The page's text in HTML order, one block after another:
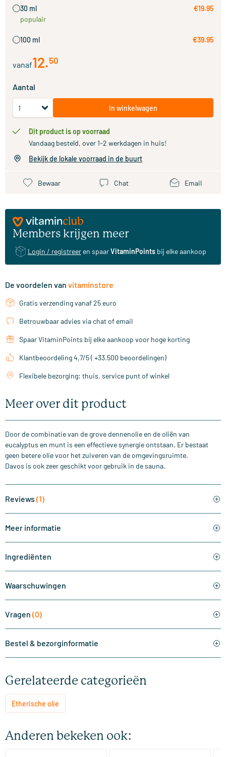
30 ml
populair
€19.95
100 ml €39.95
vanaf12.50
Aantal
In winkelwagen
Dit product is op voorraad
Vandaag besteld, over 1-2 werkdagen in huis!
Bekijk de lokale voorraad in de buurt
Bewaar Chat Email
Members krijgen meer
Login / registreer en spaarVitaminPoints bij elke aankoop
De voordelen van vitaminstore
Gratis verzending vanaf 25 euro
Betrouwbaar advies via chat of email
Spaar VitaminPoints bij elke aankoop voor hoge korting
Klantbeoordeling 4,7/5 ( +33.500 beoordelingen)
Flexibele bezorging: thuis, service punt of winkel
Meer over dit product
Door de combinatie van de grove dennenolie en de oliën van
eucalyptus en munt is een effectieve synergie ontstaan. Er bestaat
geen betere olie voor het zuiveren van de omgevingsruimte.
Davos is ook zeer geschikt voor gebruik in de sauna.
Reviews (1)
Meer informatie
Ingrediënten
Waarschuwingen
Vragen (0)
Bestel & bezorginformatie
Gerelateerde categorieën
Etherische olie
Anderen bekeken ook: